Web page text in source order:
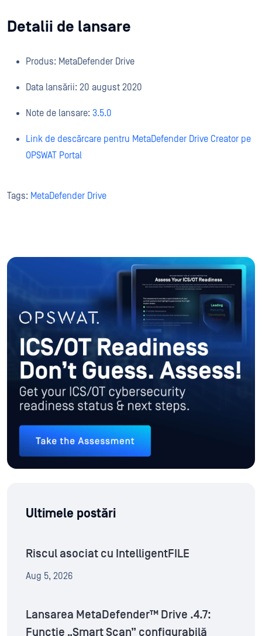
Detalii de lansare
Produs: MetaDefender Drive
Data lansării: 20 august 2020
Note de lansare: 3.5.0
Link de descărcare pentru MetaDefender Drive Creator pe
OPSWAT Portal
Tags: MetaDefender Drive
Ultimele postări
Riscul asociat cu IntelligentFILE
Aug 5, 2026
Lansarea MetaDefender™ Drive .4.7:
Funcție „Smart Scan” configurabilă